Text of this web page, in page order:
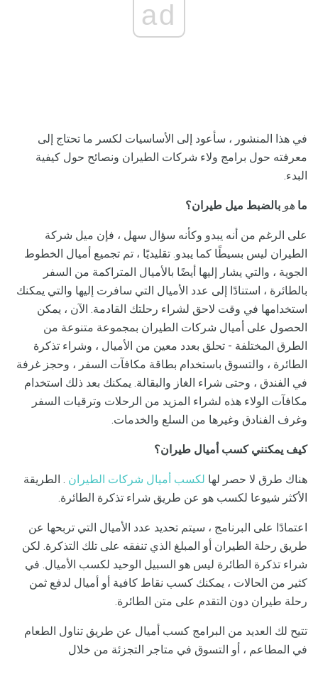
ad
في هذا المنشور ، سأعود إلى الأساسيات لكسر ما تحتاج إلى
معرفته حول برامج ولاء شركات الطيران ونصائح حول كيفية
البدء.
ما هو بالضبط ميل طيران؟
على الرغم من أنه يبدو وكأنه سؤال سهل ، فإن ميل شركة
الطيران ليس بسيطًا كما يبدو. تقليديًا ، تم تجميع أميال الخطوط
الجوية ، والتي يشار إليها أيضًا بالأميال المتراكمة من السفر
بالطائرة ، استنادًا إلى عدد الأميال التي سافرت إليها والتي يمكنك
استخدامها في وقت لاحق لشراء رحلتك القادمة. الآن ، يمكن
الحصول على أميال شركات الطيران بمجموعة متنوعة من
الطرق المختلفة - تحلق بعدد معين من الأميال ، وشراء تذكرة
الطائرة ، والتسوق باستخدام بطاقة مكافآت السفر ، وحجز غرفة
في الفندق ، وحتى شراء الغاز والبقالة. يمكنك بعد ذلك استخدام
مكافآت الولاء هذه لشراء المزيد من الرحلات وترقيات السفر
وغرف الفنادق وغيرها من السلع والخدمات.
كيف يمكنني كسب أميال طيران؟
هناك طرق لا حصر لها لكسب أميال شركات الطيران . الطريقة
الأكثر شيوعا لكسب هو عن طريق شراء تذكرة الطائرة.
اعتمادًا على البرنامج ، سيتم تحديد عدد الأميال التي تربحها عن
طريق رحلة الطيران أو المبلغ الذي تنفقه على تلك التذكرة. لكن
شراء تذكرة الطائرة ليس هو السبيل الوحيد لكسب الأميال. في
كثير من الحالات ، يمكنك كسب نقاط كافية أو أميال لدفع ثمن
رحلة طيران دون التقدم على متن الطائرة.
تتيح لك العديد من البرامج كسب أميال عن طريق تناول الطعام
في المطاعم ، أو التسوق في متاجر التجزئة من خلال